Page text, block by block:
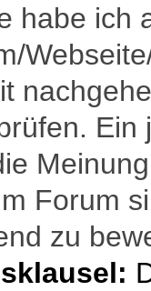
habe ich
Forum
zu